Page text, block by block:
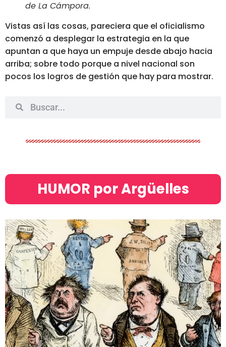
de La Cámpora.
Vistas así las cosas, pareciera que el oficialismo
comenzó a desplegar la estrategia en la que
apuntan a que haya un empuje desde abajo hacia
arriba; sobre todo porque a nivel nacional son
pocos los logros de gestión que hay para mostrar.
HUMOR por Argüelles​